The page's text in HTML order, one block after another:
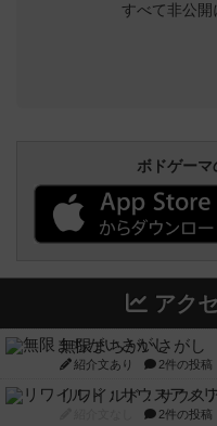
すべて非公開
ボドゲーマ
アク
無限まちがいさがし
紹介文あり 2件の投稿
リワイルド：サウス
2件の投稿